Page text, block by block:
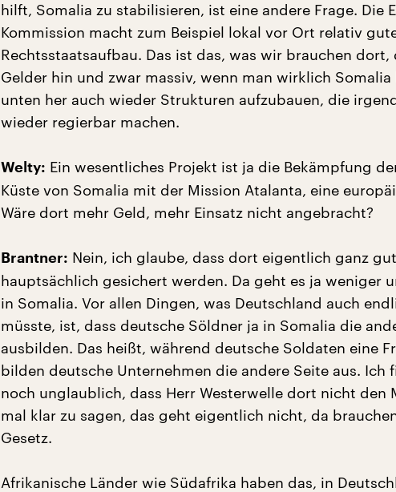
hilft, Somalia zu stabilisieren, ist eine andere Frage. Die
Kommission macht zum Beispiel lokal vor Ort relativ
Rechtsstaatsaufbau. Das ist das, was wir brauchen
Gelder hin und zwar massiv, wenn man wirklich
unten her auch wieder Strukturen aufzubauen, die
wieder regierbar machen.
Welty: Ein wesentliches Projekt ist ja die Bekämpfung
Küste von Somalia mit der Mission Atalanta, eine
Wäre dort mehr Geld, mehr Einsatz nicht angebracht?
Brantner: Nein, ich glaube, dass dort eigentlich ganz
hauptsächlich gesichert werden. Da geht es ja weniger
in Somalia. Vor allen Dingen, was Deutschland auch
müsste, ist, dass deutsche Söldner ja in Somalia die
ausbilden. Das heißt, während deutsche Soldaten eine
bilden deutsche Unternehmen die andere Seite aus. Ich
noch unglaublich, dass Herr Westerwelle dort nicht den
mal klar zu sagen, das geht eigentlich nicht, da
Gesetz.
Afrikanische Länder wie Südafrika haben das, in